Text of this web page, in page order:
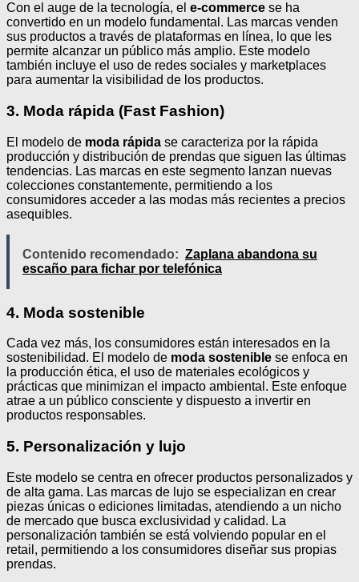
Con el auge de la tecnología, el e-commerce se ha
convertido en un modelo fundamental. Las marcas venden
sus productos a través de plataformas en línea, lo que les
permite alcanzar un público más amplio. Este modelo
también incluye el uso de redes sociales y marketplaces
para aumentar la visibilidad de los productos.
3. Moda rápida (Fast Fashion)
El modelo de moda rápida se caracteriza por la rápida
producción y distribución de prendas que siguen las últimas
tendencias. Las marcas en este segmento lanzan nuevas
colecciones constantemente, permitiendo a los
consumidores acceder a las modas más recientes a precios
asequibles.
Contenido recomendado: Zaplana abandona su
escaño para fichar por telefónica
4. Moda sostenible
Cada vez más, los consumidores están interesados en la
sostenibilidad. El modelo de moda sostenible se enfoca en
la producción ética, el uso de materiales ecológicos y
prácticas que minimizan el impacto ambiental. Este enfoque
atrae a un público consciente y dispuesto a invertir en
productos responsables.
5. Personalización y lujo
Este modelo se centra en ofrecer productos personalizados y
de alta gama. Las marcas de lujo se especializan en crear
piezas únicas o ediciones limitadas, atendiendo a un nicho
de mercado que busca exclusividad y calidad. La
personalización también se está volviendo popular en el
retail, permitiendo a los consumidores diseñar sus propias
prendas.